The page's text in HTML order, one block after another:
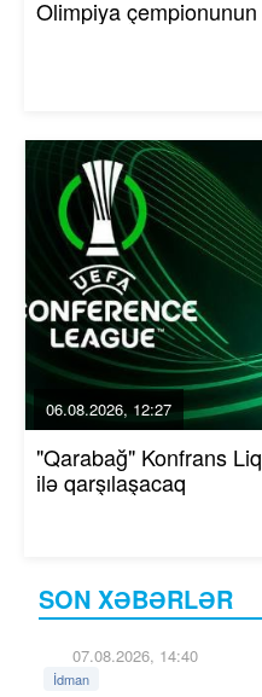
SON XƏBƏRLƏR
07.08.2026, 14:40
İdman
Olimpiya çempionunun
06.08.2026, 12:27
"Qarabağ" Konfrans
ilə qarşılaşacaq